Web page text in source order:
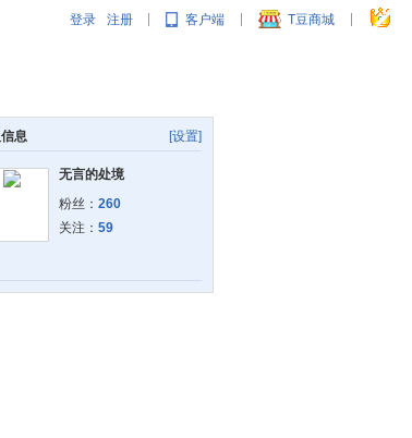
登录 注册 | 客户端 | T豆商城 |
[设置]
息
无言的处境
粉丝： 260
关注： 59